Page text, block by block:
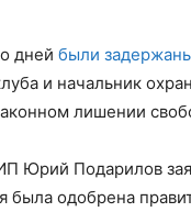
дней были
и начальник
лишении
Юрий Подарилов
была одобрена